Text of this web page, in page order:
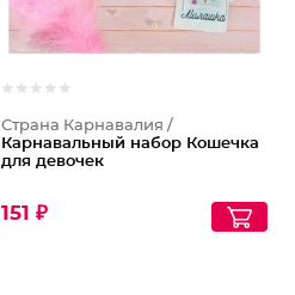
Страна Карнавалия /
Карнавальный набор Кошечка
для девочек
151 ₽